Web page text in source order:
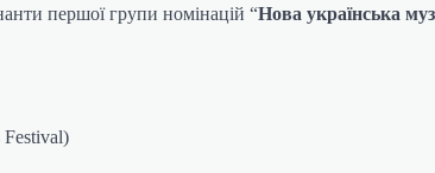
першої групи номінацій “Нова українська